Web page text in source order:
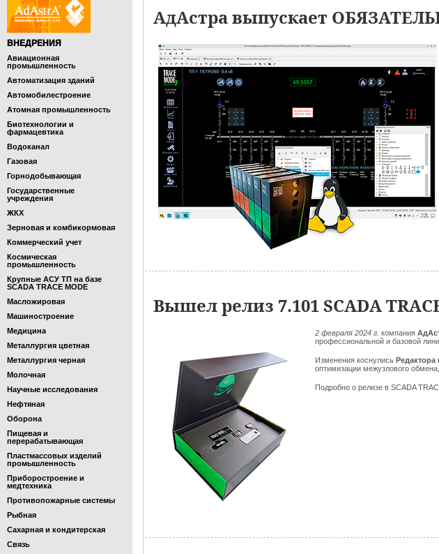
ВНЕДРЕНИЯ
Авиационная
промышленность
Автоматизация зданий
Автомобилестроение
Атомная промышленность
Биотехнологии и
фармацевтика
Водоканал
Газовая
Горнодобывающая
Государственные
учреждения
ЖКХ
Зерновая и комбикормовая
Коммерческий учет
Космическая
промышленность
Крупные АСУ ТП на базе
SCADA TRACE MODE
Масложировая
Машиностроение
Медицина
Металлургия цветная
Металлургия черная
Молочная
Научные исследования
Нефтяная
Оборона
Пищевая и
перерабатывающая
Пластмассовых изделий
промышленность
Приборостроение и
медтехника
Противопожарные системы
Рыбная
Сахарная и кондитерская
Связь
АдАстра выпускает
Вышел релиз 7.101 SCADA
2 февраля 2024 г. компания
профессиональной и базовой
Изменения коснулись Редактора
оптимизации межузлового
Подробно о релизе в SCADA